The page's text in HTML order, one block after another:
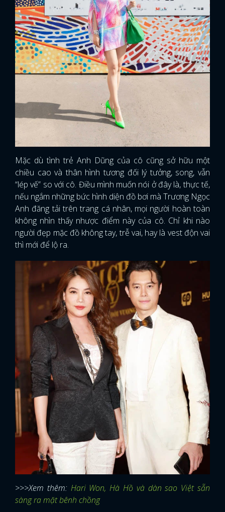
Mặc dù tình trẻ Anh Dũng của cô cũng sở hữu một
chiều cao và thân hình tương đối lý tưởng, song, vẫn
“lép vế” so với cô. Điều mình muốn nói ở đây là, thực tế,
nếu ngắm những bức hình diện đồ bơi mà Trương Ngọc
Anh đăng tải trên trang cá nhân, mọi người hoàn toàn
không nhìn thấy nhược điểm này của cô. Chỉ khi nào
người đẹp mặc đồ không tay, trễ vai, hay là vest độn vai
thì mới để lộ ra.
>>>Xem thêm: Hari Won, Hà Hồ và dàn sao Việt sẵn
sàng ra mặt bênh chồng